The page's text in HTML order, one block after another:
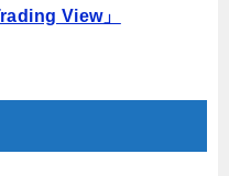
View」